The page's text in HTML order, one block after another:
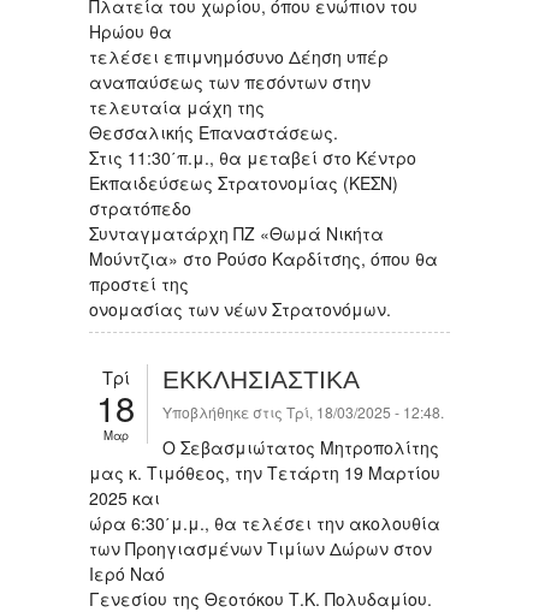
Πλατεία του χωρίου, όπου ενώπιον του
Ηρώου θα
τελέσει επιμνημόσυνο Δέηση υπέρ
αναπαύσεως των πεσόντων στην
τελευταία μάχη της
Θεσσαλικής Επαναστάσεως.
Στις 11:30΄π.μ., θα μεταβεί στο Κέντρο
Εκπαιδεύσεως Στρατονομίας (ΚΕΣΝ)
στρατόπεδο
Συνταγματάρχη ΠΖ «Θωμά Νικήτα
Μούντζια» στο Ρούσο Καρδίτσης, όπου θα
προστεί της
ονομασίας των νέων Στρατονόμων.
Τρί
18
Μαρ
ΕΚΚΛΗΣΙΑΣΤΙΚΑ
Υποβλήθηκε στις Τρί, 18/03/2025 - 12:48.
Ο Σεβασμιώτατος Μητροπολίτης
μας κ. Τιμόθεος, την Τετάρτη 19 Μαρτίου
2025 και
ώρα 6:30΄μ.μ., θα τελέσει την ακολουθία
των Προηγιασμένων Τιμίων Δώρων στον
Ιερό Ναό
Γενεσίου της Θεοτόκου Τ.Κ. Πολυδαμίου.